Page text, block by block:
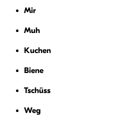
Mir
Muh
Kuchen
Biene
Tschüss
Weg